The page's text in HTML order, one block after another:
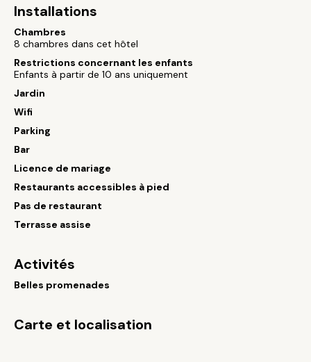
Installations
Chambres
8 chambres dans cet hôtel
Restrictions concernant les enfants
Enfants à partir de 10 ans uniquement
Jardin
Wifi
Parking
Bar
Licence de mariage
Restaurants accessibles à pied
Pas de restaurant
Terrasse assise
Activités
Belles promenades
Carte et localisation